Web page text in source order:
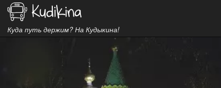
Куда путь держим? На Кудыкина!